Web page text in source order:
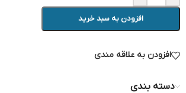
افزودن به سبد خرید
افزودن به علاقه مندی
دسته بندی